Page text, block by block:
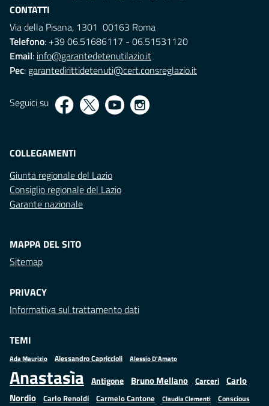
CONTATTI
Via della Pisana, 1301 00163 Roma
Telefono: +39 06.51686117 - 06.51531120
Email: info@garantedetenutilazio.it
Pec: garantedirittidetenuti@cert.consreglazio.it
Seguici su
COLLEGAMENTI
Giunta regionale del Lazio
Consiglio regionale del Lazio
Garante nazionale
MAPPA DEL SITO
Sitemap
PRIVACY
Informativa sul trattamento dati
TEMI
Ada Maurizio Alessandro Capriccioli Alessio D'Amato
Anastasìa Antigone Bruno Mellano Carceri
Carlo
Nordio Carlo Renoldi Carmelo Cantone Claudia Clementi Conscious